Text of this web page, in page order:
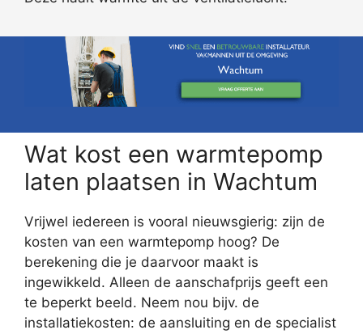
Wat kost een warmtepomp
laten plaatsen in Wachtum
Vrijwel iedereen is vooral nieuwsgierig: zijn de
kosten van een warmtepomp hoog? De
berekening die je daarvoor maakt is
ingewikkeld. Alleen de aanschafprijs geeft een
te beperkt beeld. Neem nou bijv. de
installatiekosten: de aansluiting en de specialist